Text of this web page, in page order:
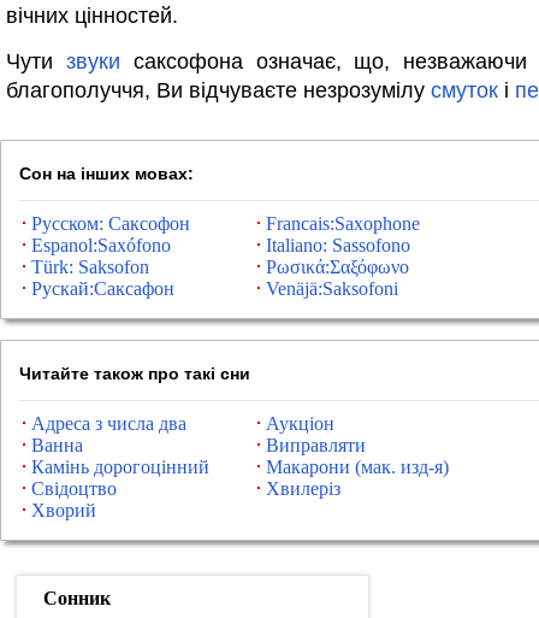
вічних цінностей.
Чути звуки саксофона означає, що, незважаючи
благополуччя, Ви відчуваєте незрозумілу смуток і
Сон на інших мовах:
Русском: Саксофон
Francais:Saxophone
Espanol:Saxófono
Italiano: Sassofono
Türk: Saksofon
Ρωσικά:Σαξόφωνο
Рускай:Саксафон
Venäjä:Saksofoni
Читайте також про такі сни
Адреса з числа два
Аукціон
Ванна
Виправляти
Камінь дорогоцінний
Макарони (мак. изд-я)
Свідоцтво
Хвилеріз
Хворий
Сонник